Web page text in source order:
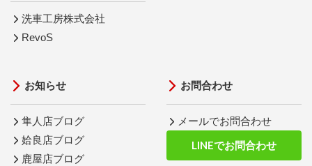
洗車工房株式会社
RevoS
お知らせ
隼人店ブログ
姶良店ブログ
鹿屋店ブログ
お問合わせ
メールでお問合わせ
LINEでお問合わせ